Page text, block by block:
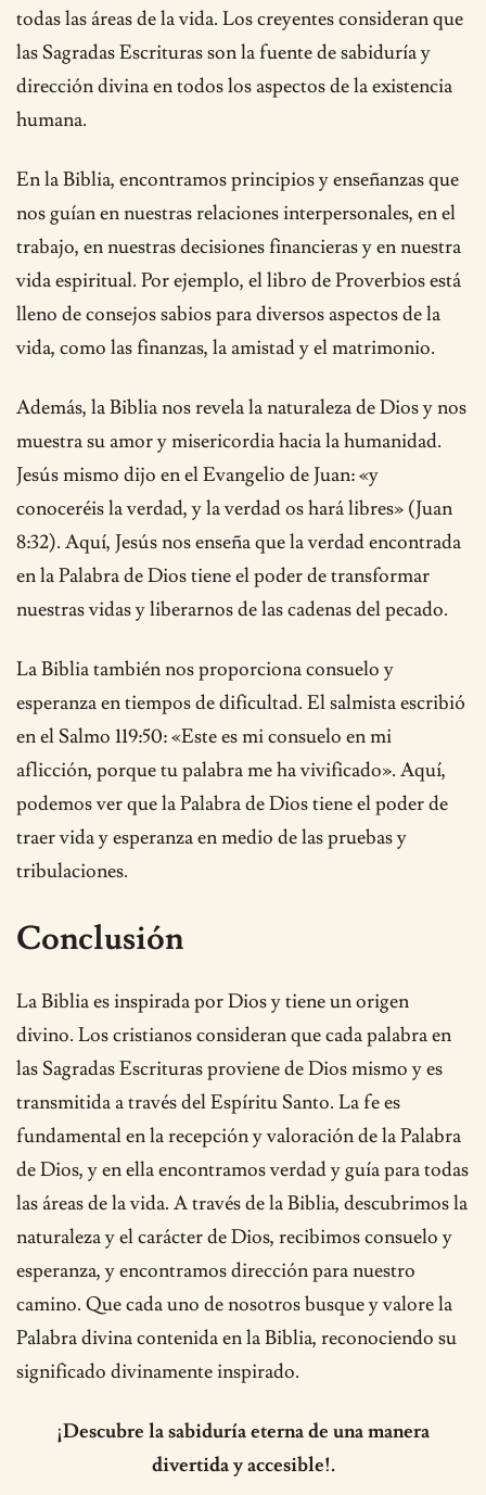
todas las áreas de la vida. Los creyentes consideran que
las Sagradas Escrituras son la fuente de sabiduría y
dirección divina en todos los aspectos de la existencia
humana.
En la Biblia, encontramos principios y enseñanzas que
nos guían en nuestras relaciones interpersonales, en el
trabajo, en nuestras decisiones financieras y en nuestra
vida espiritual. Por ejemplo, el libro de Proverbios está
lleno de consejos sabios para diversos aspectos de la
vida, como las finanzas, la amistad y el matrimonio.
Además, la Biblia nos revela la naturaleza de Dios y nos
muestra su amor y misericordia hacia la humanidad.
Jesús mismo dijo en el Evangelio de Juan: «y
conoceréis la verdad, y la verdad os hará libres» (Juan
8:32). Aquí, Jesús nos enseña que la verdad encontrada
en la Palabra de Dios tiene el poder de transformar
nuestras vidas y liberarnos de las cadenas del pecado.
La Biblia también nos proporciona consuelo y
esperanza en tiempos de dificultad. El salmista escribió
en el Salmo 119:50: «Este es mi consuelo en mi
aflicción, porque tu palabra me ha vivificado». Aquí,
podemos ver que la Palabra de Dios tiene el poder de
traer vida y esperanza en medio de las pruebas y
tribulaciones.
Conclusión
La Biblia es inspirada por Dios y tiene un origen
divino. Los cristianos consideran que cada palabra en
las Sagradas Escrituras proviene de Dios mismo y es
transmitida a través del Espíritu Santo. La fe es
fundamental en la recepción y valoración de la Palabra
de Dios, y en ella encontramos verdad y guía para todas
las áreas de la vida. A través de la Biblia, descubrimos la
naturaleza y el carácter de Dios, recibimos consuelo y
esperanza, y encontramos dirección para nuestro
camino. Que cada uno de nosotros busque y valore la
Palabra divina contenida en la Biblia, reconociendo su
significado divinamente inspirado.
¡Descubre la sabiduría eterna de una manera
divertida y accesible!.